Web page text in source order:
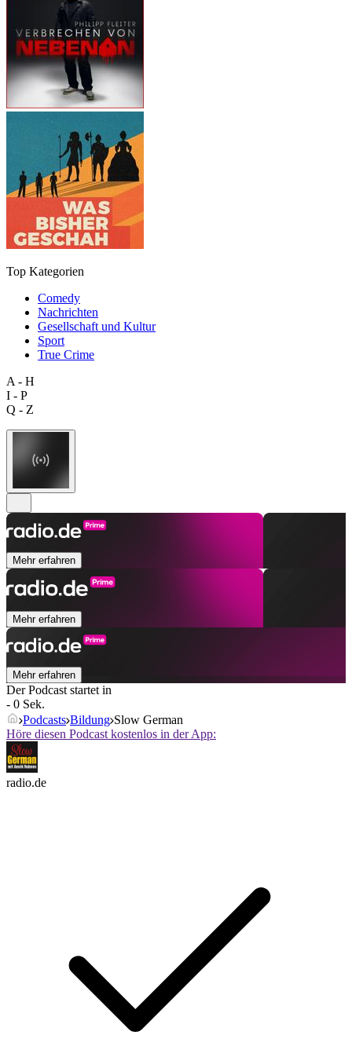
Top Kategorien
Comedy
Nachrichten
Gesellschaft und Kultur
Sport
True Crime
A - H
I - P
Q - Z
Mehr erfahren
Mehr erfahren
Mehr erfahren
Der Podcast startet in
- 0 Sek.
Podcasts Bildung Slow German
Höre diesen Podcast kostenlos in der App:
radio.de